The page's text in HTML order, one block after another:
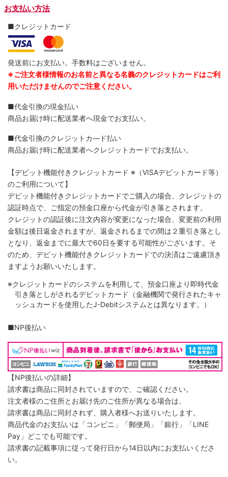
お支払い方法
■クレジットカード
発送前にお支払い。手数料はございません。
※ご注文者様情報のお名前と異なる名義のクレジットカードはご利
用いただけませんのでご注意ください。
■代金引換の現金払い
商品お届け時に配送業者へ現金でお支払い。
■代金引換のクレジットカ―ド払い
商品お届け時に配送業者へクレジットカードでお支払い。
【デビット機能付きクレジットカード ※（VISAデビットカード等）
のご利用について】
デビット機能付きクレジットカードでご購入の場合、クレジットの
認証時点で、ご指定の預金口座から代金が引き落とされます。
クレジットの認証後に注文内容が変更になった場合、変更前の利用
金額は後日返金されますが、返金されるまでの間は２重引き落とし
となり、返金までに最大で60日を要する可能性がございます。そ
のため、デビット機能付きクレジットカードでの決済はご遠慮頂き
ますようお願いいたします。
※クレジットカードのシステムを利用して、預金口座より即時代金
引き落としがされるデビットカード（金融機関で発行されたキャ
ッシュカードを使用したJ-Debitシステムとは異なります。）
■NP後払い
【NP後払いの詳細】
請求書は商品に同封されていますので、ご確認ください。
注文者様のご住所とお届け先のご住所が異なる場合は、
請求書は商品に同封されず、購入者様へお送りいたします。
商品代金のお支払いは「コンビニ」「郵便局」「銀行」「LINE
Pay」どこでも可能です。
請求書の記載事項に従って発行日から14日以内にお支払いくださ
い。